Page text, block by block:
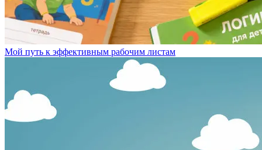
Мой путь к эффективным рабочим листам